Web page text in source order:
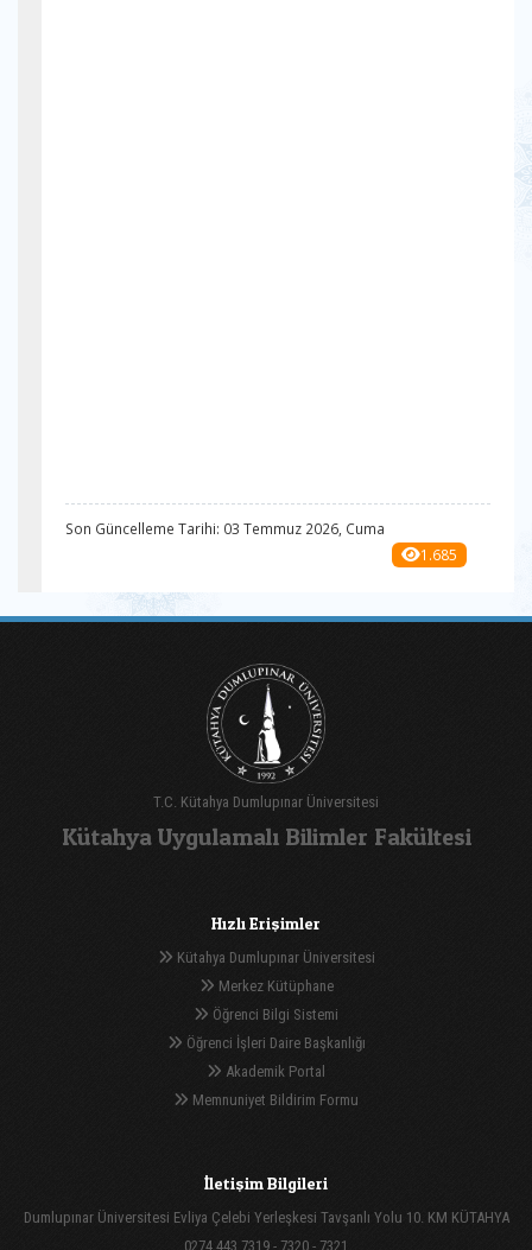
Son Güncelleme Tarihi: 03 Temmuz 2026, Cuma
1.685
T.C. Kütahya Dumlupınar Üniversitesi
Kütahya Uygulamalı Bilimler Fakültesi
Hızlı Erişimler
Kütahya Dumlupınar Üniversitesi
Merkez Kütüphane
Öğrenci Bilgi Sistemi
Öğrenci İşleri Daire Başkanlığı
Akademik Portal
Memnuniyet Bildirim Formu
İletişim Bilgileri
Dumlupınar Üniversitesi Evliya Çelebi Yerleşkesi Tavşanlı Yolu 10. KM KÜTAHYA
0274 443 7319 - 7320 - 7321